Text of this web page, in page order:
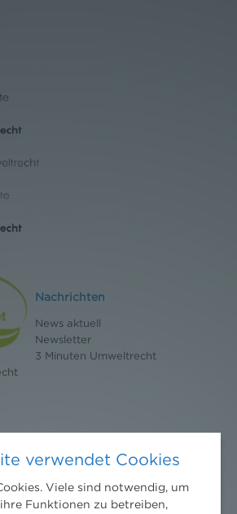
Nachrichten
News aktuell
Newsletter
3 Minuten Umweltrecht
verwendet Cookies
Viele sind notwendig, um
Funktionen zu betreiben,